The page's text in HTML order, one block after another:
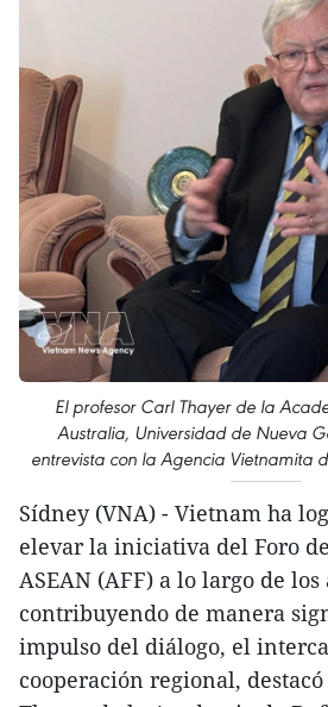
El profesor Carl Thayer de la
Australia, Universidad de Nueva
entrevista con la Agencia Vietnamita
Sídney (VNA) - Vietnam ha
elevar la iniciativa del Foro
ASEAN (AFF) a lo largo de los
contribuyendo de manera
impulso del diálogo, el
cooperación regional,